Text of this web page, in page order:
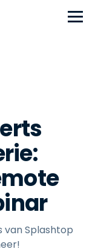
van Splashtop